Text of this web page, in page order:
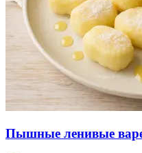
Пышные ленивые